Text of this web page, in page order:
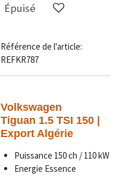
Épuisé
Référence de l'article:
REFKR787
Volkswagen
Tiguan 1.5 TSI 150 |
Export Algérie
Puissance 150 ch / 110 kW
Energie Essence